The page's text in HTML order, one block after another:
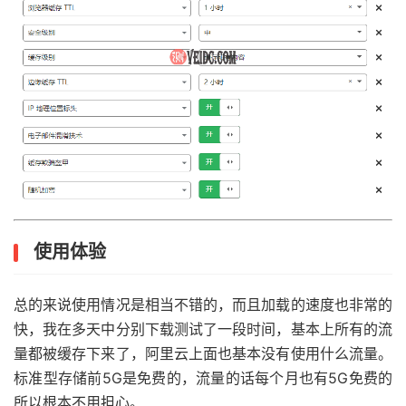
使用体验
总的来说使用情况是相当不错的，而且加载的速度也非常的
快，我在多天中分别下载测试了一段时间，基本上所有的流
量都被缓存下来了，阿里云上面也基本没有使用什么流量。
标准型存储前5G是免费的，流量的话每个月也有5G免费的
所以根本不用担心。